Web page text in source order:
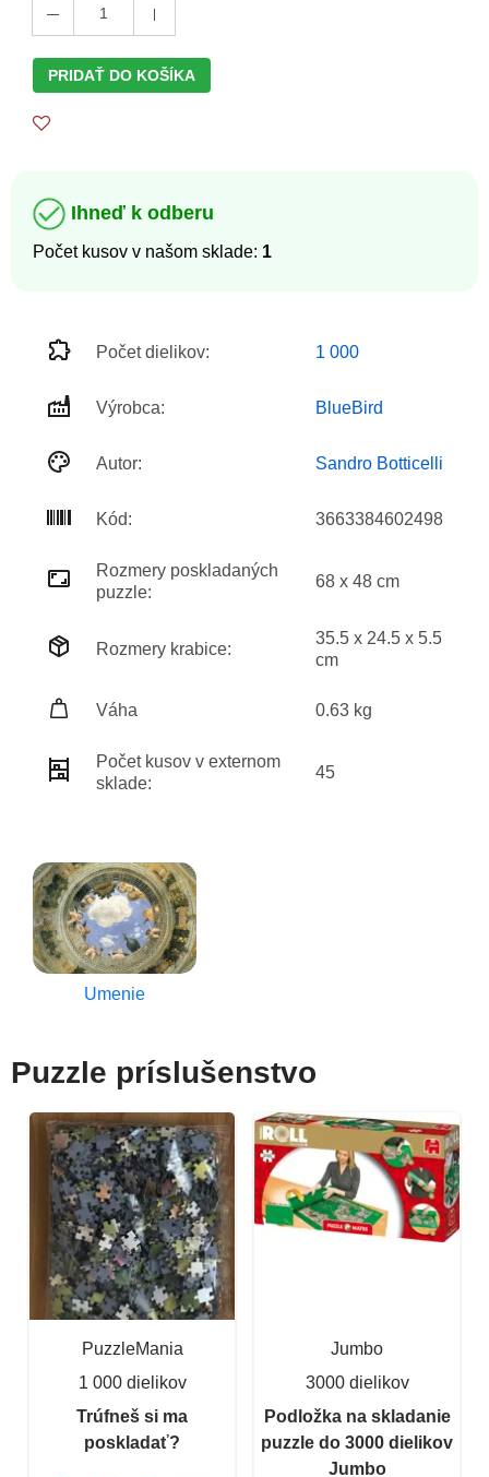
1
PRIDAŤ DO KOŠÍKA
Ihneď k odberu
Počet kusov v našom sklade: 1
Počet dielikov: 1 000
Výrobca: BlueBird
Autor: Sandro Botticelli
Kód: 3663384602498
Rozmery poskladaných
puzzle:
68 x 48 cm
Rozmery krabice:
35.5 x 24.5 x 5.5
cm
Váha 0.63 kg
Počet kusov v externom
sklade:
45
Umenie
Puzzle príslušenstvo
PuzzleMania
1 000 dielikov
Trúfneš si ma
poskladať?
Jumbo
3000 dielikov
Podložka na skladanie
puzzle do 3000 dielikov
Jumbo